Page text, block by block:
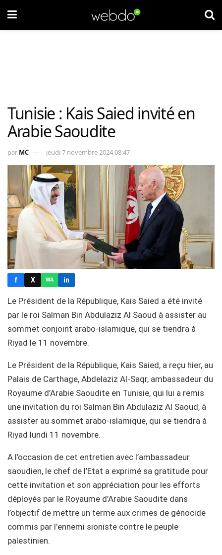
Tunisie : Kais Saied invité en
Arabie Saoudite
par MC jeudi 7 novembre 2024 08:47
f X WA in
Le Président de la République, Kais Saied a été invité
par le roi Salman Bin Abdulaziz Al Saoud à assister au
sommet conjoint arabo-islamique, qui se tiendra à
Riyad le 11 novembre.
Le Président de la République, Kais Saied, a reçu hier, au
Palais de Carthage, Abdelaziz Al-Saqr, ambassadeur du
Royaume d’Arabie Saoudite en Tunisie, qui lui a remis
une invitation du roi Salman Bin Abdulaziz Al Saoud, à
assister au sommet arabo-islamique, qui se tiendra à
Riyad lundi 11 novembre.
A l’occasion de cet entretien avec l’ambassadeur
saoudien, le chef de l’Etat a exprimé sa gratitude pour
cette invitation et son appréciation pour les efforts
déployés par le Royaume d’Arabie Saoudite dans
l’objectif de mettre un terme aux crimes de génocide
commis par l’ennemi sioniste contre le peuple
palestinien.